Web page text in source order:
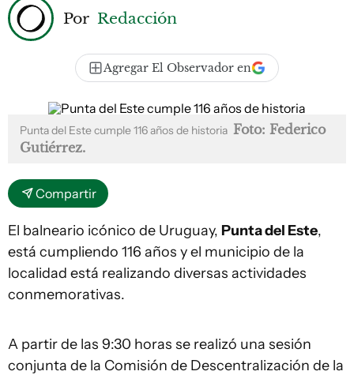
Por Redacción
Agregar El Observador en
Punta del Este cumple 116 años de historia Foto: Federico
Gutiérrez.
Compartir
El balneario icónico de Uruguay, Punta del Este,
está cumpliendo 116 años y el municipio de la
localidad está realizando diversas actividades
conmemorativas.
A partir de las 9:30 horas se realizó una sesión
conjunta de la Comisión de Descentralización de la